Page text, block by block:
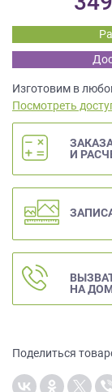
Изготовим в
Посмотреть
И
НА
Поделиться